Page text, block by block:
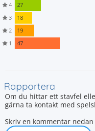
4
27
3
18
2
19
1
47
Rapportera
Om du hittar ett stavfel
gärna ta kontakt med
Skriv en kommentar